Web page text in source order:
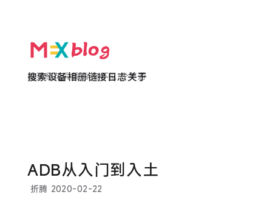
欲买桂花同载酒 终不似 少年游
搜索设备相册链接日志关于
ADB从入门到入土
折腾 2020-02-22